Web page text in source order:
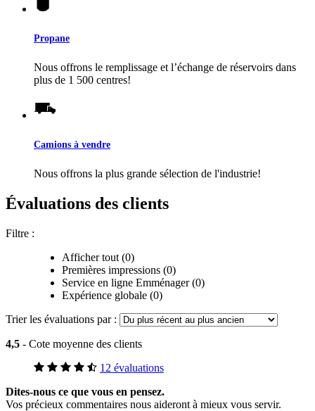
Propane
Nous offrons le remplissage et l’échange de réservoirs dans
plus de 1 500 centres!
Camions à vendre
Nous offrons la plus grande sélection de l'industrie!
Évaluations des clients
Filtre :
Afficher tout (0)
Premières impressions (0)
Service en ligne Emménager (0)
Expérience globale (0)
Trier les évaluations par :
4,5 - Cote moyenne des clients
12 évaluations
Dites-nous ce que vous en pensez.
Vos précieux commentaires nous aideront à mieux vous servir.